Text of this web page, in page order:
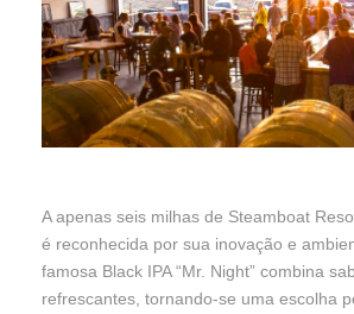
A apenas seis milhas de Steamboat
é reconhecida por sua inovação e
famosa Black IPA “Mr. Night” combina
refrescantes, tornando-se uma escolha